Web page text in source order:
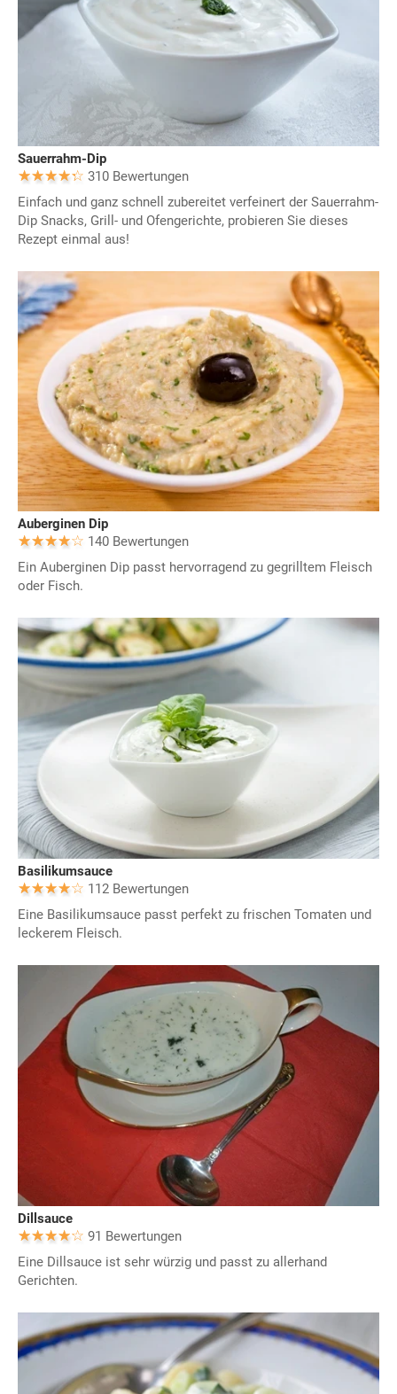
Sauerrahm-Dip
310 Bewertungen
Einfach und ganz schnell zubereitet verfeinert der Sauerrahm-
Dip Snacks, Grill- und Ofengerichte, probieren Sie dieses
Rezept einmal aus!
Auberginen Dip
140 Bewertungen
Ein Auberginen Dip passt hervorragend zu gegrilltem Fleisch
oder Fisch.
Basilikumsauce
112 Bewertungen
Eine Basilikumsauce passt perfekt zu frischen Tomaten und
leckerem Fleisch.
Dillsauce
91 Bewertungen
Eine Dillsauce ist sehr würzig und passt zu allerhand
Gerichten.